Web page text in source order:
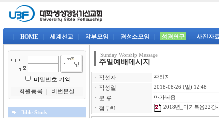
HOME 세계선교 각부모임 경성소모임 성경연구 사진자
비밀번호 기억
회원등록
비번분실
Bible Study
Sunday Worship Message
주일예배메시지
ㆍ 작성자 관리자
ㆍ 작성일 2018-08-26 (일) 12:48
ㆍ 분 류 마가복음
ㆍ 첨부#1 2018년_마가복음22강